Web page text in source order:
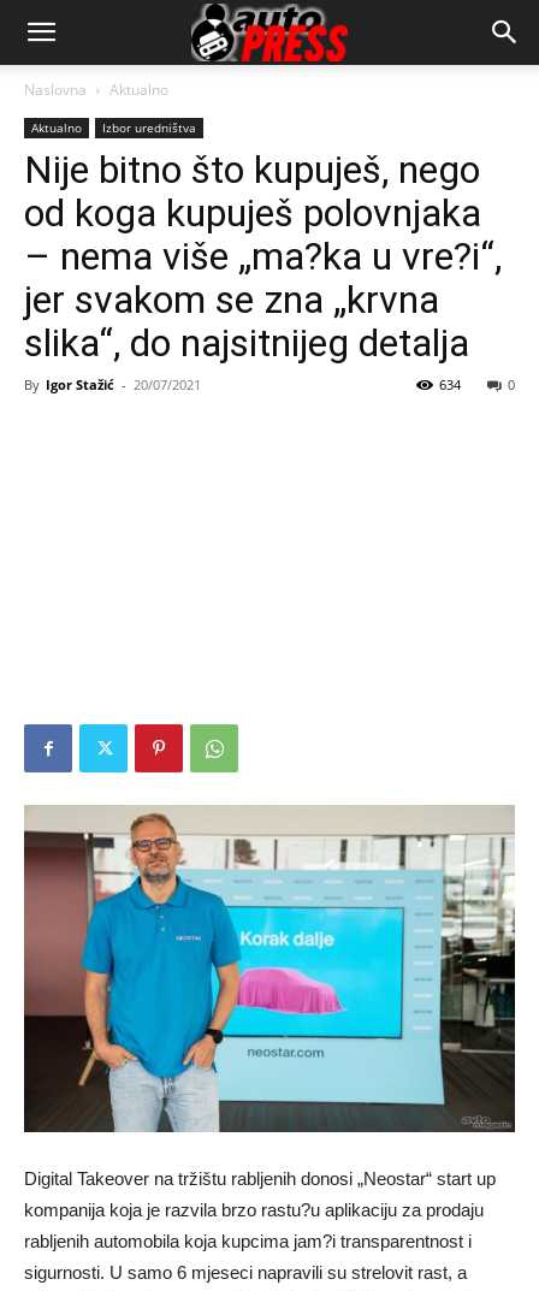
AutopressHR
Naslovna Aktualno
Aktualno Izbor uredništva
Nije bitno što kupuješ, nego
od koga kupuješ polovnjaka
– nema više „ma?ka u vre?i“,
jer svakom se zna „krvna
slika“, do najsitnijeg detalja
By Igor Stažić - 20/07/2021 0
634
Digital Takeover na tržištu rabljenih donosi „Neostar“ start up
kompanija koja je razvila brzo rastu?u aplikaciju za prodaju
rabljenih automobila koja kupcima jam?i transparentnost i
sigurnosti. U samo 6 mjeseci napravili su strelovit rast, a